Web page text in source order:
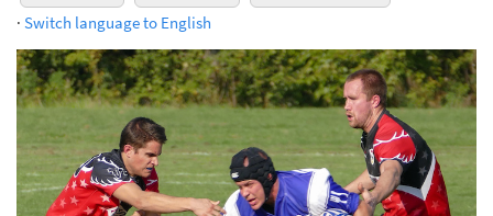
· Switch language to English